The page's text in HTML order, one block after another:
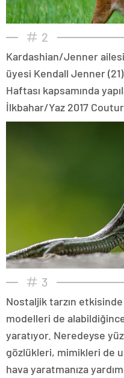
2
Kardashian/Jenner
üyesi Kendall Jenner
Haftası kapsamında
İlkbahar/Yaz 2017
3
Nostaljik tarzın
modelleri de
yaratıyor. Neredeyse
gözlükleri, mimikleri de
hava yaratmanıza